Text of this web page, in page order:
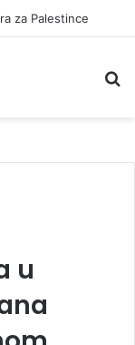
za Palestince
u